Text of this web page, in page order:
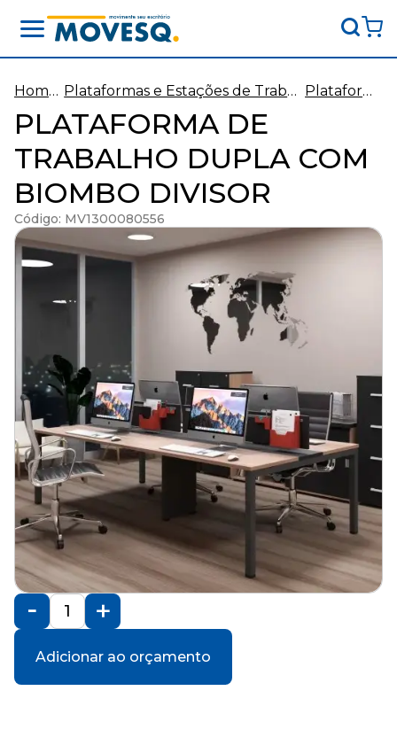
Movesq
-
Movimente
seu
escritório
Home Plataformas e Estações de Trabal Plataform
PLATAFORMA DE
TRABALHO DUPLA COM
BIOMBO DIVISOR
Código: MV1300080556
Adicionar ao orçamento